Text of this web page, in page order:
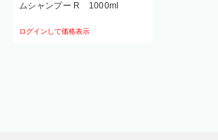
ムシャンプー R 1000ml
ログインして価格表示